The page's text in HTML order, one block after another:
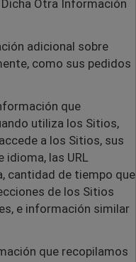
Otra Información
adicional sobre
como sus pedidos
que
utiliza los Sitios,
a los Sitios, sus
idioma, las URL
cantidad de tiempo que
de los Sitios
e información similar
que recopilamos